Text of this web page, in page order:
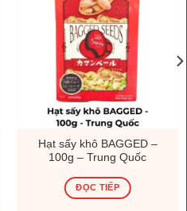
Hạt sấy khô BAGGED –
100g – Trung Quốc
ĐỌC TIẾP